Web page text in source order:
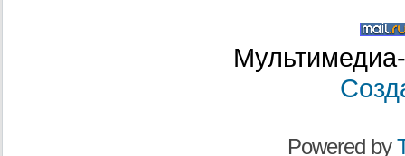
Powered by